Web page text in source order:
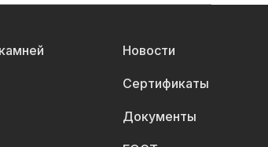
Новости
Сертификаты
Документы